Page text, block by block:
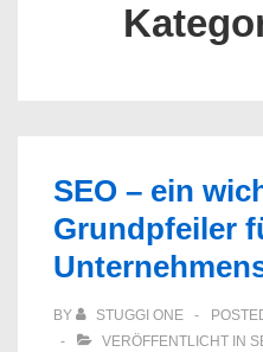
SEO – ein
Grundpfeiler
BY STUGGI ONE
VERÖFFENTLICHT IN